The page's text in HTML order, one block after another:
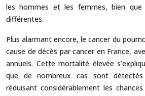
les hommes et les femmes, bien que
différentes.
Plus alarmant encore, le cancer du
cause de décès par cancer en France,
annuels. Cette mortalité élevée
que de nombreux cas sont
réduisant considérablement les